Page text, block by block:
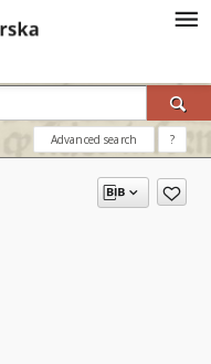
Advanced search ?